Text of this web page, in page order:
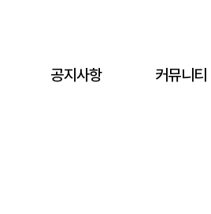
공지사항 커뮤니티